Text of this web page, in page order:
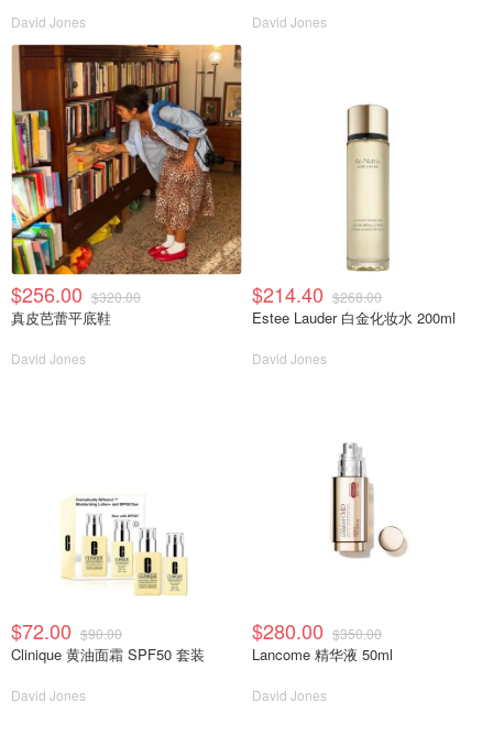
David Jones David Jones
$256.00 $320.00
真皮芭蕾平底鞋
David Jones
$214.40 $268.00
Estee Lauder 白金化妆水 200ml
David Jones
$72.00 $90.00
Clinique 黄油面霜 SPF50 套装
David Jones
$280.00 $350.00
Lancome 精华液 50ml
David Jones